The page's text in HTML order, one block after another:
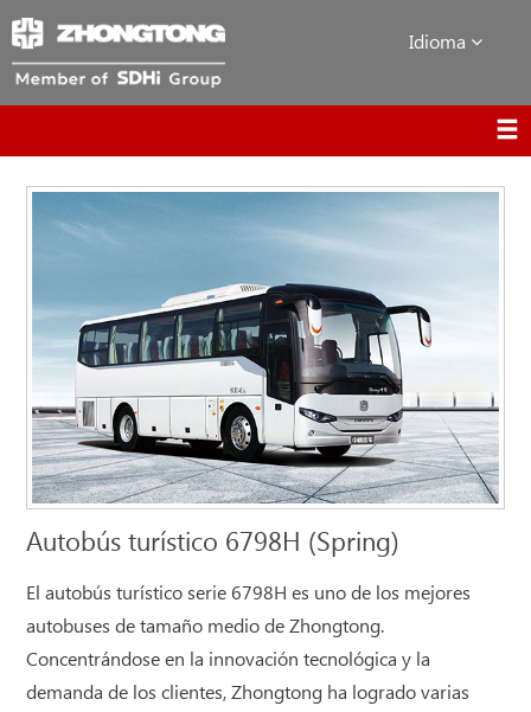
Idioma
Autobús turístico 6798H (Spring)
El autobús turístico serie 6798H es uno de los mejores
autobuses de tamaño medio de Zhongtong.
Concentrándose en la innovación tecnológica y la
demanda de los clientes, Zhongtong ha logrado varias